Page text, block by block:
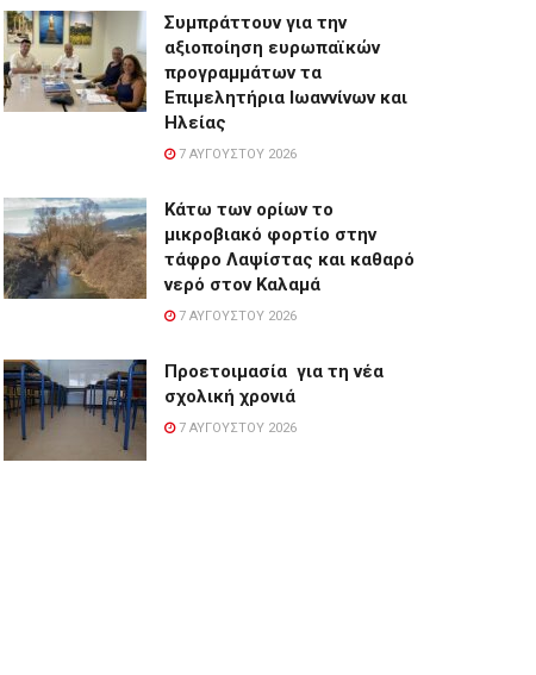
Συμπράττουν για την
αξιοποίηση ευρωπαϊκών
προγραμμάτων τα
Επιμελητήρια Ιωαννίνων και
Ηλείας
7 ΑΥΓΟΎΣΤΟΥ 2026
Κάτω των ορίων το
μικροβιακό φορτίο στην
τάφρο Λαψίστας και καθαρό
νερό στον Καλαμά
7 ΑΥΓΟΎΣΤΟΥ 2026
Προετοιμασία για τη νέα
σχολική χρονιά
7 ΑΥΓΟΎΣΤΟΥ 2026